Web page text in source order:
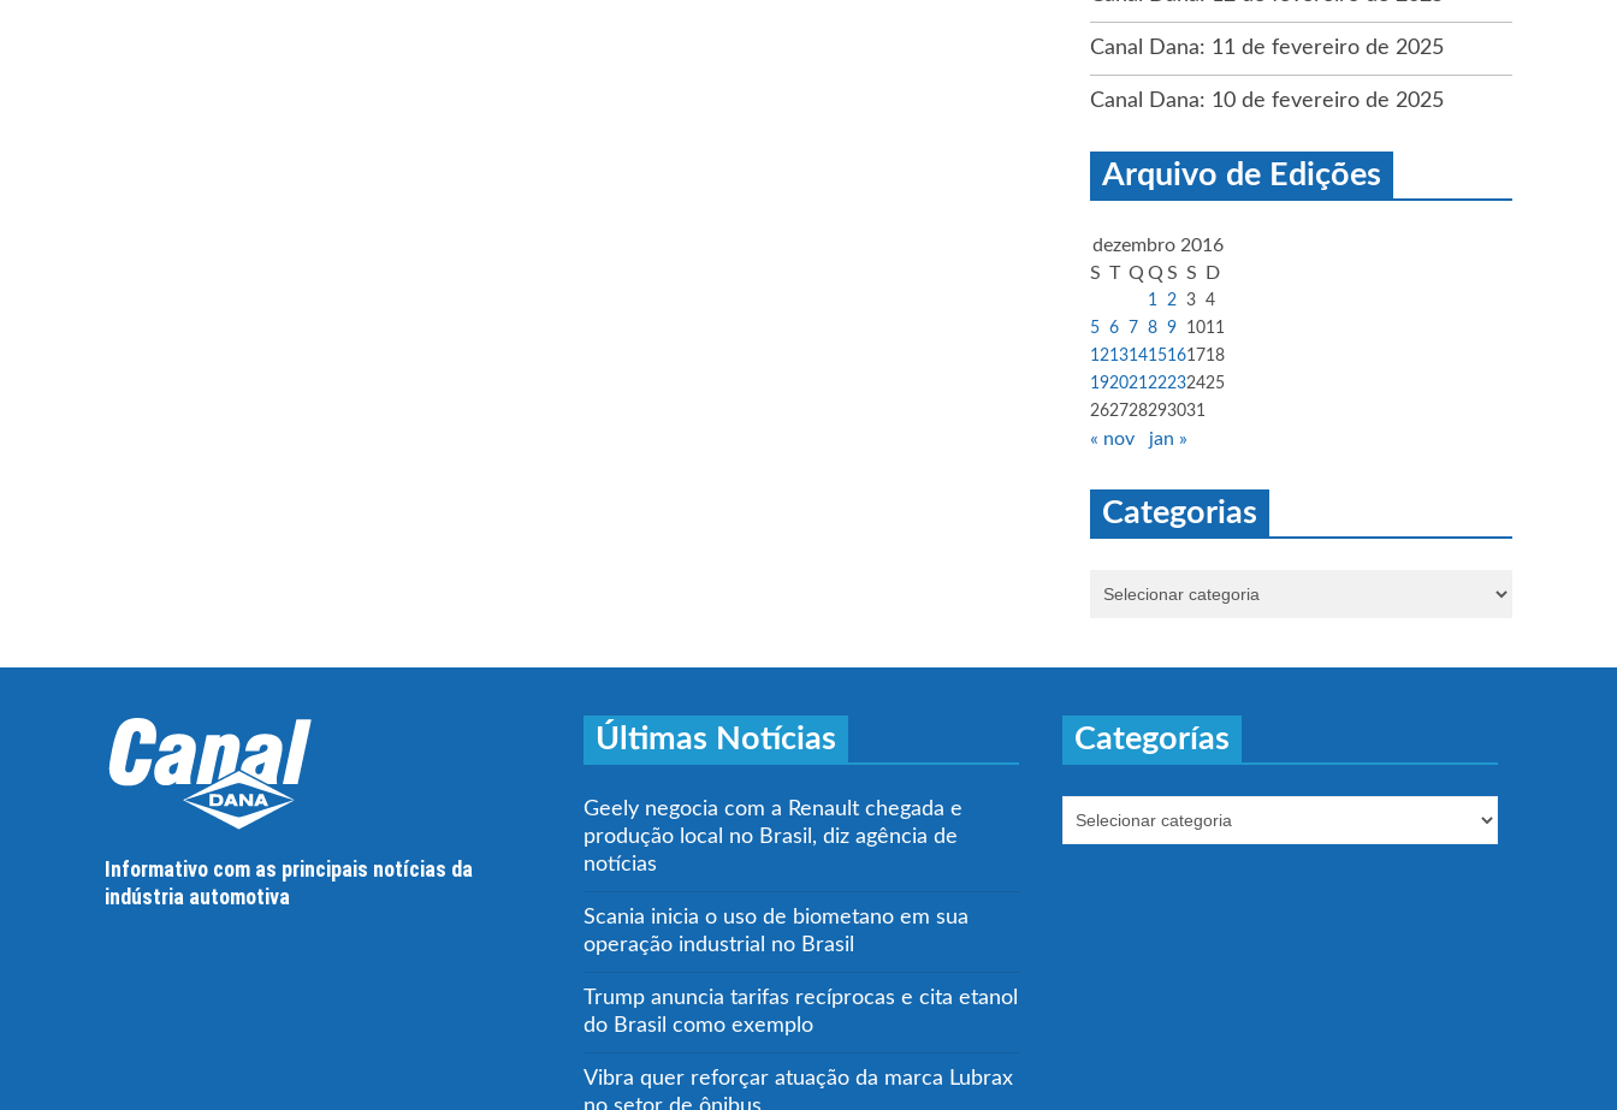
Canal Dana: 11 de fevereiro de 2025
Canal Dana: 10 de fevereiro de 2025
Arquivo de Edições
dezembro 2016
S T Q Q S S D
1 2 3 4
5 6 7 8 9 1011
12131415161718
19202122232425
262728293031
« nov jan »
Categorias
Informativo com as principais notícias da
indústria automotiva
Últimas Notícias
Geely negocia com a Renault chegada e
produção local no Brasil, diz agência de
notícias
Scania inicia o uso de biometano em sua
operação industrial no Brasil
Trump anuncia tarifas recíprocas e cita etanol
do Brasil como exemplo
Vibra quer reforçar atuação da marca Lubrax
Categorías